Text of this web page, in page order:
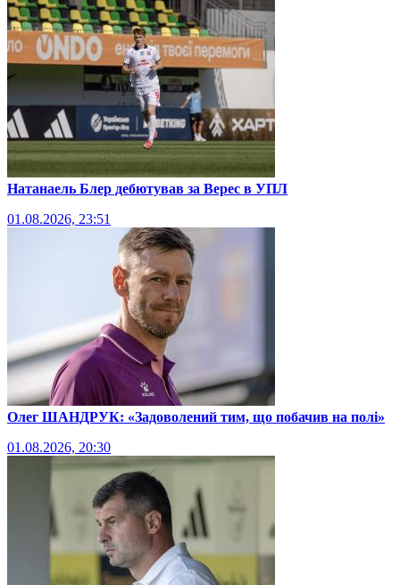
Натанаель Блер дебютував за Верес в УПЛ
01.08.2026, 23:51
Олег ШАНДРУК: «Задоволений тим, що побачив на полі»
01.08.2026, 20:30